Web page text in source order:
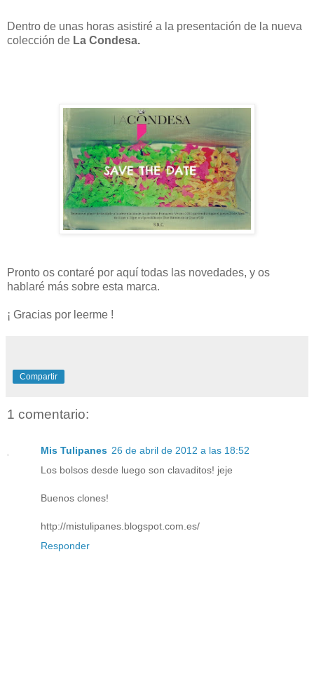
Dentro de unas horas asistiré a la presentación de la nueva
colección de La Condesa.
Pronto os contaré por aquí todas las novedades, y os
hablaré más sobre esta marca.
¡ Gracias por leerme !
Compartir
1 comentario:
Mis Tulipanes 26 de abril de 2012 a las 18:52
Los bolsos desde luego son clavaditos! jeje
Buenos clones!
http://mistulipanes.blogspot.com.es/
Responder